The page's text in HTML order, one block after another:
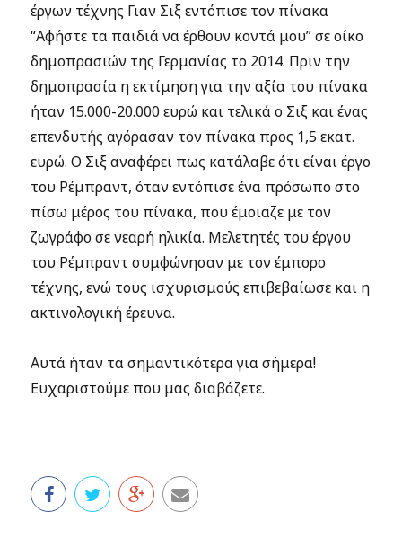
έργων τέχνης Γιαν Σιξ εντόπισε τον πίνακα
“Αφήστε τα παιδιά να έρθουν κοντά μου” σε οίκο
δημοπρασιών της Γερμανίας το 2014. Πριν την
δημοπρασία η εκτίμηση για την αξία του πίνακα
ήταν 15.000-20.000 ευρώ και τελικά ο Σιξ και ένας
επενδυτής αγόρασαν τον πίνακα προς 1,5 εκατ.
ευρώ. Ο Σιξ αναφέρει πως κατάλαβε ότι είναι έργο
του Ρέμπραντ, όταν εντόπισε ένα πρόσωπο στο
πίσω μέρος του πίνακα, που έμοιαζε με τον
ζωγράφο σε νεαρή ηλικία. Μελετητές του έργου
του Ρέμπραντ συμφώνησαν με τον έμπορο
τέχνης, ενώ τους ισχυρισμούς επιβεβαίωσε και η
ακτινολογική έρευνα.
Αυτά ήταν τα σημαντικότερα για σήμερα!
Ευχαριστούμε που μας διαβάζετε.